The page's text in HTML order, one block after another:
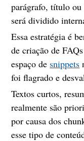
parágrafo, título ou
será dividido
Essa estratégia é
de criação de
espaço de snippets
foi flagrado e
Textos curtos,
realmente são
por causa dos
esse tipo de